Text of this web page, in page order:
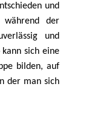
und
der
und
sich eine
bilden, auf
der man sich